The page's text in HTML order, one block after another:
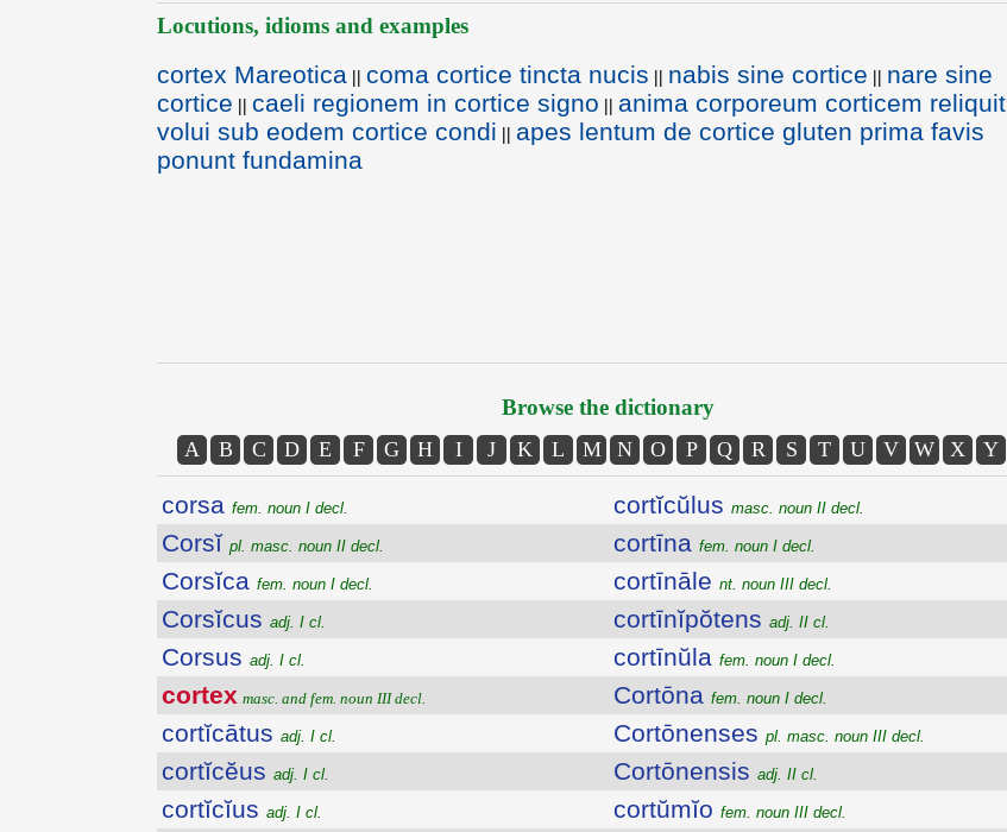
Locutions, idioms and examples
cortex Mareotica || coma cortice tincta nucis || nabis sine cortice || nare sine
cortice || caeli regionem in cortice signo || anima corporeum corticem reliquit
volui sub eodem cortice condi || apes lentum de cortice gluten prima favis
ponunt fundamina
Browse the dictionary
A B C D E F G H I J K L M N O P Q R S T U V W X Y
corsa fem. noun I decl.
Corsĭ pl. masc. noun II decl.
Corsĭca fem. noun I decl.
Corsĭcus adj. I cl.
Corsus adj. I cl.
cortex masc. and fem. noun III decl.
cortĭcātus adj. I cl.
cortĭcĕus adj. I cl.
cortĭcĭus adj. I cl.
cortĭcŭlus masc. noun II decl.
cortīna fem. noun I decl.
cortīnāle nt. noun III decl.
cortīnĭpŏtens adj. II cl.
cortīnŭla fem. noun I decl.
Cortōna fem. noun I decl.
Cortōnenses pl. masc. noun III decl.
Cortōnensis adj. II cl.
cortŭmĭo fem. noun III decl.